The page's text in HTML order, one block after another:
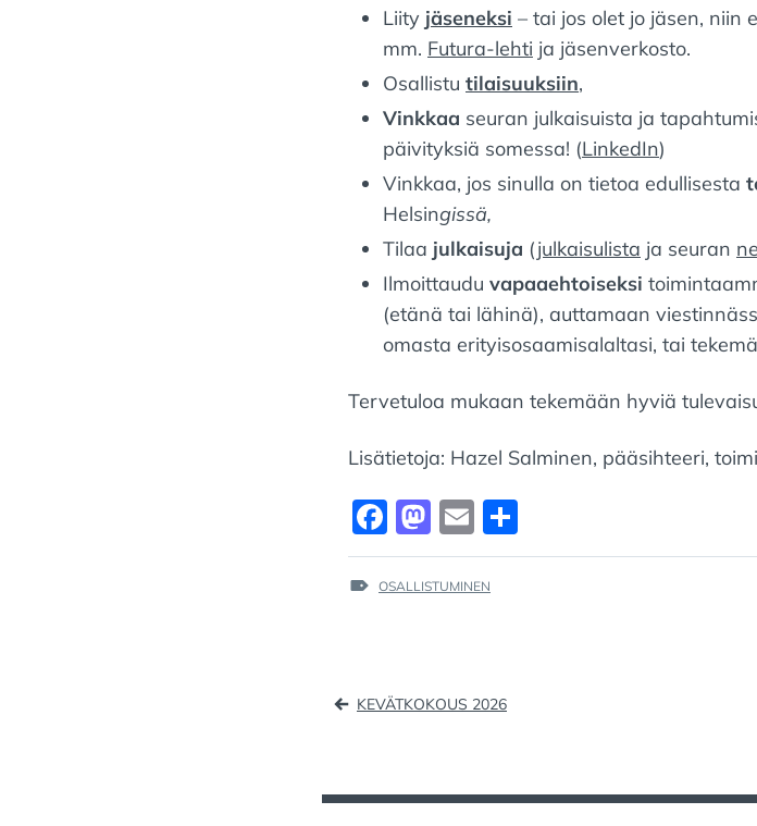
Liity jäseneksi – tai jos olet jo jäsen, niin
mm. Futura-lehti ja jäsenverkosto.
Osallistu tilaisuuksiin,
Vinkkaa seuran julkaisuista ja
päivityksiä somessa! (LinkedIn)
Vinkkaa, jos sinulla on tietoa edullisesta
Helsingissä,
Tilaa julkaisuja (julkaisulista ja seuran
Ilmoittaudu vapaaehtoiseksi
(etänä tai lähinä), auttamaan
omasta erityisosaamisalaltasi, tai
Tervetuloa mukaan tekemään hyviä
Lisätietoja: Hazel Salminen, pääsihteeri,
F
a
c
o
o
M
a
st
o
n
E
m
ai
h
TAGS
OSALLISTUMINEN
Artikkelien
KEVÄTKOKOUS 2026